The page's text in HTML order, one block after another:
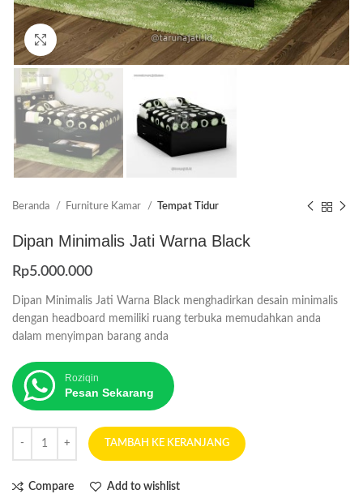
Click to enlarge
Beranda Furniture Kamar Tempat Tidur
Dipan Minimalis Jati Warna Black
Rp5.000.000
Dipan Minimalis Jati Warna Black menghadirkan desain minimalis
dengan headboard memiliki ruang terbuka memudahkan anda
dalam menyimpan barang anda
Roziqin
Pesan Sekarang
TAMBAH KE KERANJANG
Compare Add to wishlist